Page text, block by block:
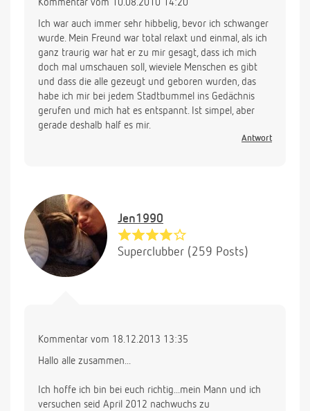
Kommentar vom 10.08.2010 14:20
Ich war auch immer sehr hibbelig, bevor ich schwanger
wurde. Mein Freund war total relaxt und einmal, als ich
ganz traurig war hat er zu mir gesagt, dass ich mich
doch mal umschauen soll, wieviele Menschen es gibt
und dass die alle gezeugt und geboren wurden, das
habe ich mir bei jedem Stadtbummel ins Gedächnis
gerufen und mich hat es entspannt. Ist simpel, aber
gerade deshalb half es mir.
Antwort
Jen1990
Superclubber (259 Posts)
Kommentar vom 18.12.2013 13:35
Hallo alle zusammen...
Ich hoffe ich bin bei euch richtig...mein Mann und ich
versuchen seid April 2012 nachwuchs zu